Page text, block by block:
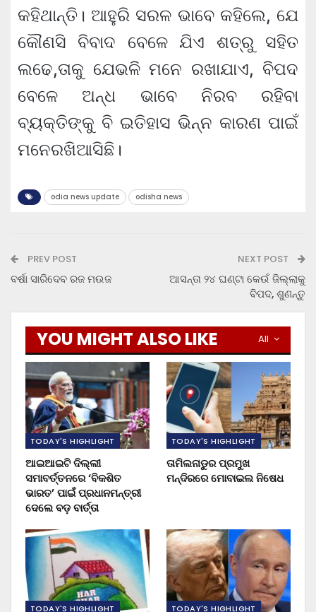
କହିଥାନ୍ତି। ଆହୁରି ସରଳ ଭାବେ କହିଲେ, ଯେ
କୌଣସି ବିବାଦ ବେଳେ ଯିଏ ଶତ୍ରୁ ସହିତ
ଲଢେ,ତାକୁ ଯେଭଳି ମନେ ରଖାଯାଏ, ବିପଦ
ବେଳେ ଅନ୍ଧ ଭାବେ ନିରବ ରହିବା
ବ୍ୟକ୍ତିଙ୍କୁ ବି ଇତିହାସ ଭିନ୍ନ କାରଣ ପାଇଁ
ମନେରଖିଆସିଛି।
odia news update odisha news
PREV POST
ବର୍ଷା ସାରିଦେବ ରଜ ମଉଜ
NEXT POST
ଆସନ୍ତା ୨୪ ଘଣ୍ଟା କେଉଁ ଜିଲ୍ଲାକୁ
ବିପଦ, ଶୁଣନ୍ତୁ
All
YOU MIGHT ALSO LIKE
TODAY'S HIGHLIGHT
ଆଇଆଇଟି ଦିଲ୍ଲୀ
ସମାବର୍ତ୍ତନରେ ‘ବିକଶିତ
ଭାରତ’ ପାଇଁ ପ୍ରଧାନମନ୍ତ୍ରୀ
ଦେଲେ ବଡ଼ ବାର୍ତ୍ତା
TODAY'S HIGHLIGHT
ତାମିଲନାଡୁର ପ୍ରମୁଖ
ମନ୍ଦିରରେ ମୋବାଇଲ ନିଷେଧ
TODAY'S HIGHLIGHT TODAY'S HIGHLIGHT